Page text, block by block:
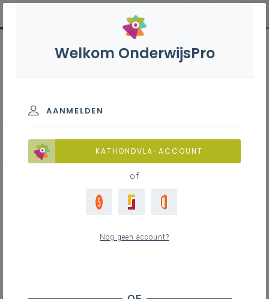
Leerplan
Welkom OnderwijsPro
AANMELDEN
KATHONDVLA-ACCOUNT
of
Nog geen account?